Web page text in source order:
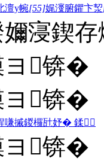
澶у帵[55]娓濅腑鑺卞洯
嬭寖鍥
ヨ锛�
ヨ锛�
嗛摵鍐欏瓧妤� 鍒
ヨ锛�